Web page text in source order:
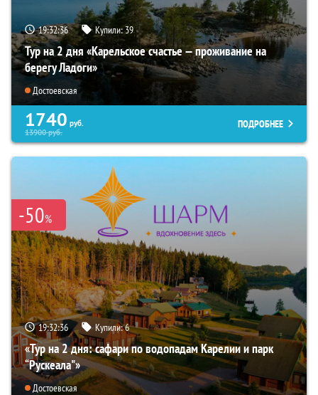
19:32:35 Купили:39
Тур на 2 дня «Карельское счастье — проживание на
берегу Ладоги»
Достоевская
1740 руб.
13900руб.
ПОДРОБНЕЕ
-50%
19:32:35 Купили:6
«Тур на 2 дня: сафари по водопадам Карелии и парк
“Рускеала"»
Достоевская